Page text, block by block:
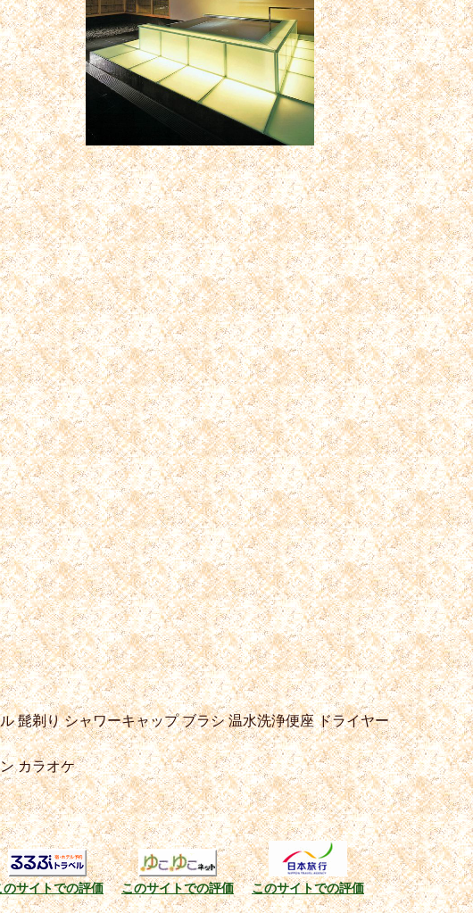
髭剃りシャワーキャップブラシ温水洗浄便座ドライヤー
カラオケ
のサイトでの評価 このサイトでの評価 このサイトでの評価